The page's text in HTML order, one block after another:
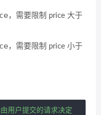
，需要限制 price 大于
，需要限制 price 小于
用户提交的请求决定